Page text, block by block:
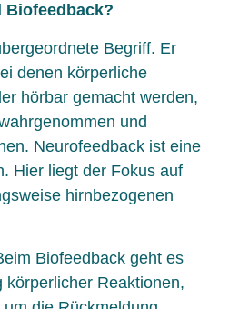
Biofeedback?
Begriff. Er
denen körperliche
hörbar gemacht werden,
und
Neurofeedback ist eine
Hier liegt der Fokus auf
hirnbezogenen
Biofeedback geht es
körperlicher Reaktionen,